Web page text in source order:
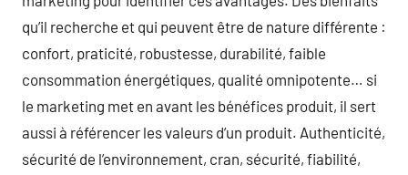
qu’il recherche et qui peuvent être de nature différente :
confort, praticité, robustesse, durabilité, faible
consommation énergétiques, qualité omnipotente… si
le marketing met en avant les bénéfices produit, il sert
aussi à référencer les valeurs d’un produit. Authenticité,
sécurité de l’environnement, cran, sécurité, fiabilité,